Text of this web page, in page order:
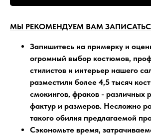
МЫ РЕКОМЕНДУЕМ ВАМ
Запишитесь на примерку и
огромный выбор костюмов,
стилистов и интерьер нашего
разместили более 4,5 тысяч
смокингов, фраков - различных
фактур и размеров. Несложно
такого обилия предлагаемой
Сэкономьте время,